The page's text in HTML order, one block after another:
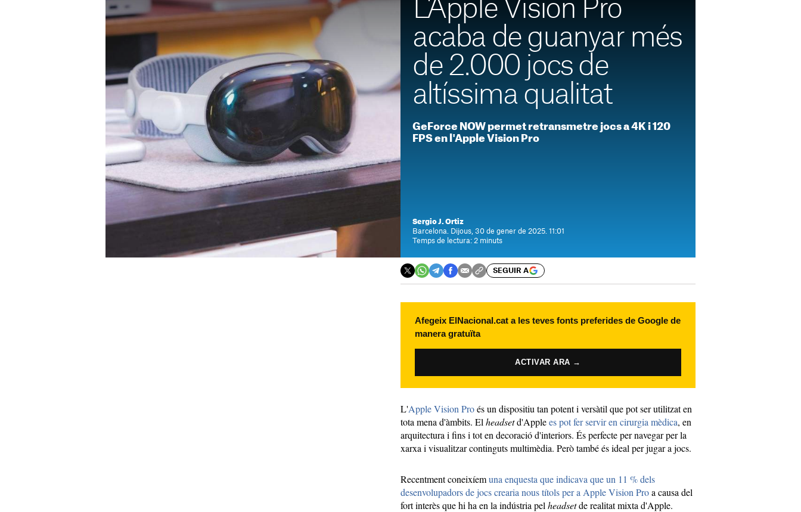
L'Apple Vision Pro
acaba de guanyar més
de 2.000 jocs de
altíssima qualitat
GeForce NOW permet retransmetre jocs a 4K i 120
FPS en l'Apple Vision Pro
Sergio J. Ortiz
Barcelona. Dijous, 30 de gener de 2025. 11:01
Temps de lectura: 2 minuts
SEGUIR A
Afegeix ElNacional.cat a les teves fonts preferides de Google de
manera gratuïta
ACTIVAR ARA →
L'Apple Vision Proés un dispositiu tan potent i versàtil que pot ser utilitzat en
tota mena d'àmbits. El headsetd'Applees pot fer servir en cirurgia mèdica, en
arquitectura i fins i tot en decoració d'interiors. És perfecte per navegar per la
xarxa i visualitzar continguts multimèdia. Però també és ideal per jugar a jocs.
Recentment coneixíemuna enquesta que indicava que un 11 % dels
desenvolupadors de jocs crearia nous títols per a Apple Vision Proa causa del
fort interès que hi ha en la indústria pel headsetde realitat mixta d'Apple.